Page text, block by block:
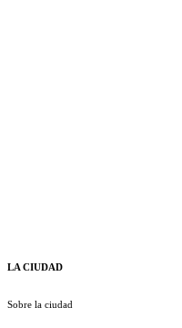
LA CIUDAD
Sobre la ciudad